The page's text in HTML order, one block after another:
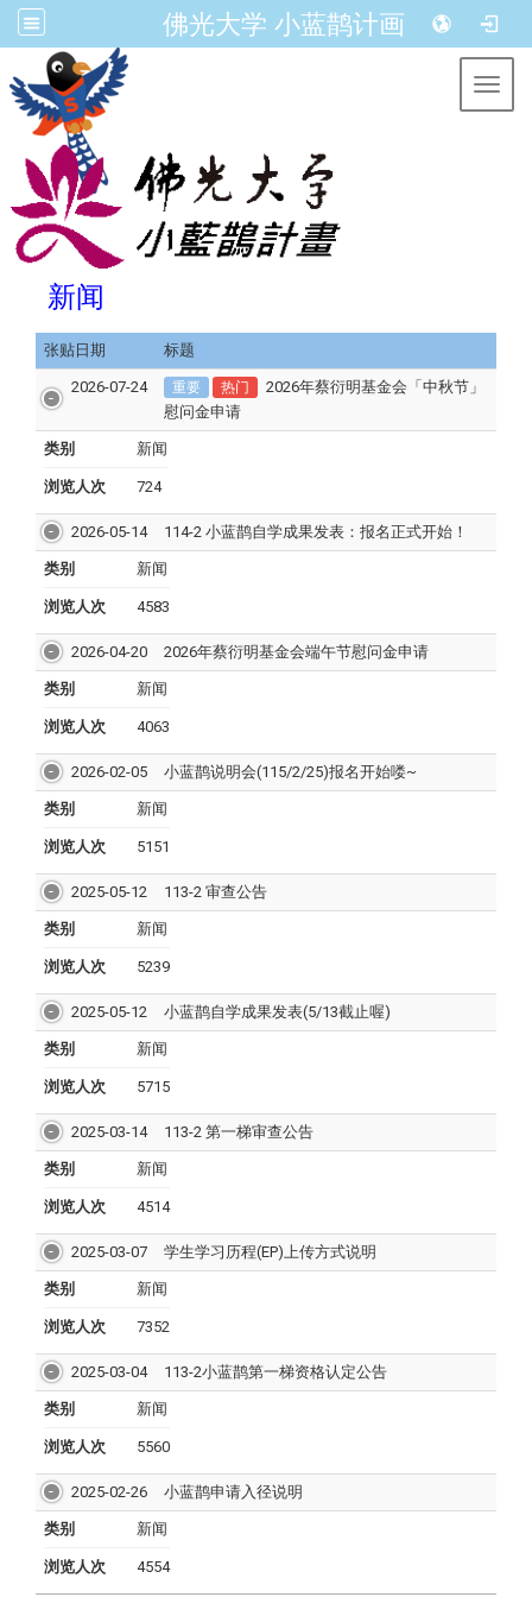
佛光大学 小蓝鹊计画
新闻
张贴日期 标题
2026-07-24 重要 热门
2026年蔡衍明基金会「中秋节」
慰问金申请
类别 新闻
浏览人次 724
2026-05-14 114-2 小蓝鹊自学成果发表：报名正式开始！
类别 新闻
浏览人次 4583
2026-04-20 2026年蔡衍明基金会端午节慰问金申请
类别 新闻
浏览人次 4063
2026-02-05 小蓝鹊说明会(115/2/25)报名开始喽~
类别 新闻
浏览人次 5151
2025-05-12 113-2 审查公告
类别 新闻
浏览人次 5239
2025-05-12 小蓝鹊自学成果发表(5/13截止喔)
类别 新闻
浏览人次 5715
2025-03-14 113-2 第一梯审查公告
类别 新闻
浏览人次 4514
2025-03-07 学⽣学习历程(EP)上传⽅式说明
类别 新闻
浏览人次 7352
2025-03-04 113-2小蓝鹊第一梯资格认定公告
类别 新闻
浏览人次 5560
2025-02-26 小蓝鹊申请入径说明
类别 新闻
浏览人次 4554